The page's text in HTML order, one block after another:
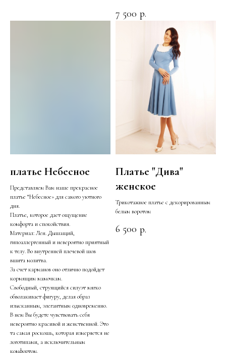
7 500 р.
платье Небесное
Представляем Вам наше прекрасное
платье “Небесное» для самого уютного
дня.
Платье, которое дает ощущение
комфорта и спокойствия.
Материал: Лен. Дышащий,
гипоаллергенный и невероятно приятный
к телу. Во внутренней плечевой шов
вшита молитва.
За счет карманов оно отлично подойдет
кормящим мамочкам.
Свободный, струящийся силуэт мягко
обволакивает фигуру, делая образ
изысканным, элегантным одновременно.
В нем Вы будете чувствовать себя
невероятно красивой и женственной. Это
та самая роскошь, которая измеряется не
логотипами, а исключительным
комфортом.
Платье "Дива"
женское
Трикотажное платье с декорированным
белым воротом
6 500 р.